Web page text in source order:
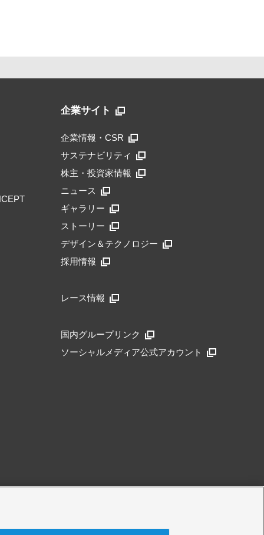
企業サイト
企業情報・CSR
サステナビリティ
株主・投資家情報
ニュース
ギャラリー
ストーリー
デザイン＆テクノロジー
採用情報
レース情報
国内グループリンク
ソーシャルメディア公式アカウント